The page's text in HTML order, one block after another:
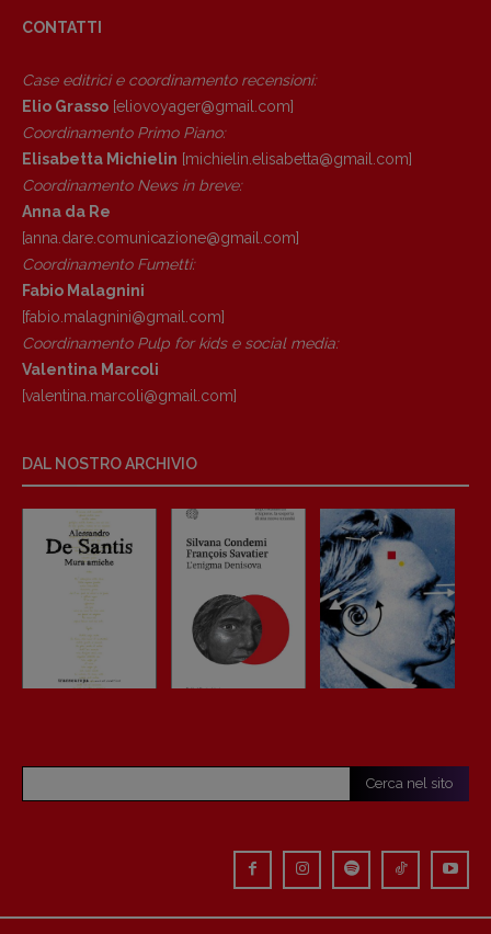
Copyright © 2018 – 2023 Pulp Magazine –
97943720157 –Privacy
CONTATTI
Case editrici e coordinamento recensioni:
Elio Grasso [eliovoyager@gmail.com]
Coordinamento Primo Piano:
Elisabetta Michielin [michielin.elisabetta@gmail.com]
Coordinamento News in breve:
Anna da Re
[anna.dare.comunicazione@gmail.com]
Coordinamento Fumetti:
Fabio Malagnini
[fabio.malagnini@gmail.com]
Coordinamento Pulp for kids e social media:
Valentina Marcoli
[valentina.marcoli@gmail.com]
DAL NOSTRO ARCHIVIO
Cerca nel sito